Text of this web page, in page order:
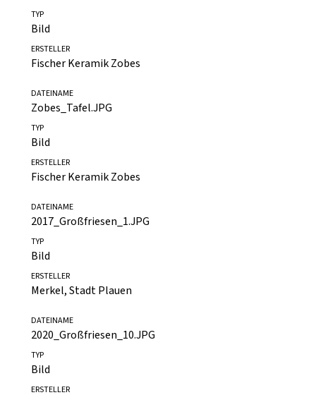
DATEINAME
20181204_085454.jpg
TYP
ERSTELLER
Fischer Keramik Zobes
DATEINAME
Zobes_Tafel.JPG
TYP
ERSTELLER
Fischer Keramik Zobes
DATEINAME
2017_Großfriesen_1.JPG
TYP
ERSTELLER
Merkel, Stadt Plauen
DATEINAME
2020_Großfriesen_10.JPG